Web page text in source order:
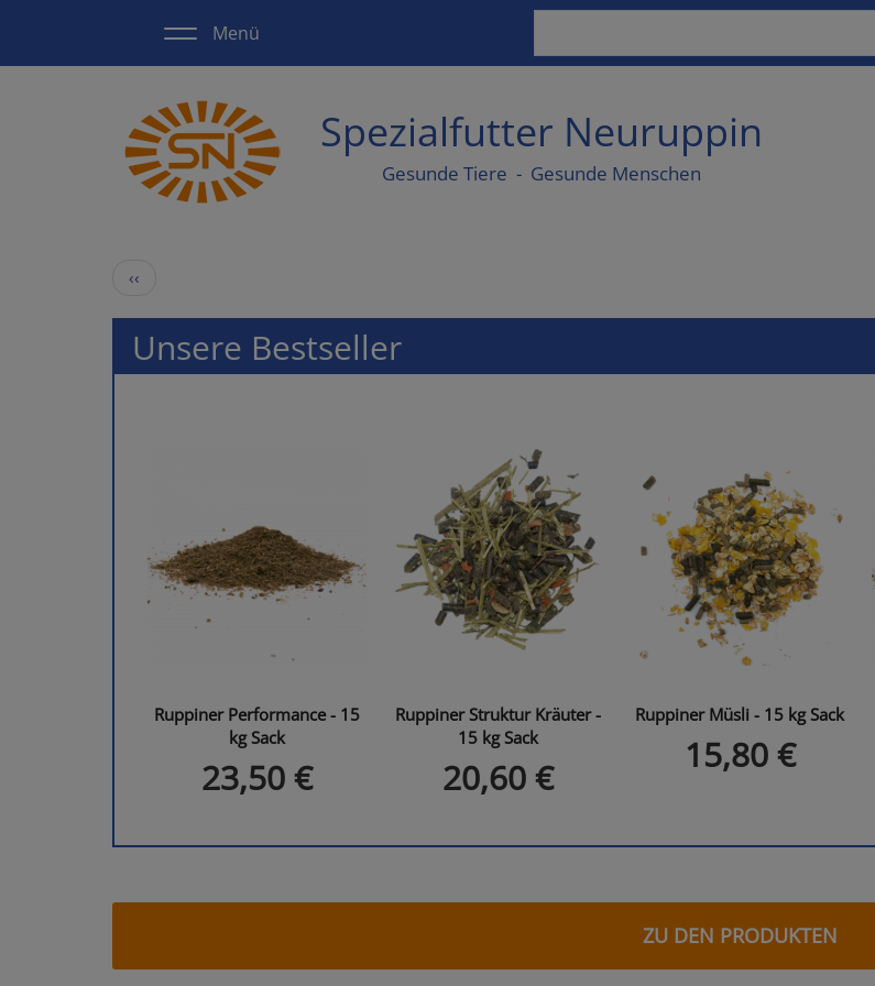
Menü
Spezialfutter Neuruppin
Gesunde Tiere - Gesunde Menschen
Vorherige
‹‹
Unsere Bestseller
Ruppiner Performance - 15
kg Sack
23,50 €
Ruppiner Struktur Kräuter -
15 kg Sack
20,60 €
Ruppiner Müsli - 15 kg Sack
15,80 €
ZU DEN PRODUKTEN